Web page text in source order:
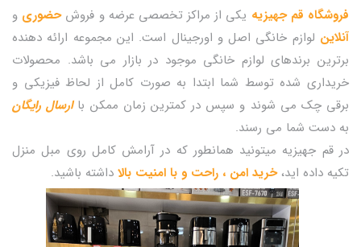
فروشگاه قم جهیزیه یکی از مراکز تخصصی عرضه و فروشحضوری و
آنلاین لوازم خانگی اصل و اورجینال است. این مجموعه ارائه دهنده
برترین برندهای لوازم خانگی موجود در بازار می باشد. محصولات
خریداری شده توسط شما ابتدا به صورت کامل از لحاظ فیزیکی و
برقی چک می شوند و سپس در کمترین زمان ممکن با ارسال رایگان
به دست شما می رسند.
در قم جهیزیه میتونید همانطور که در آرامش کامل روی مبل منزل
تکیه داده اید،خرید امن ، راحت و با امنیت بالا داشته باشید.